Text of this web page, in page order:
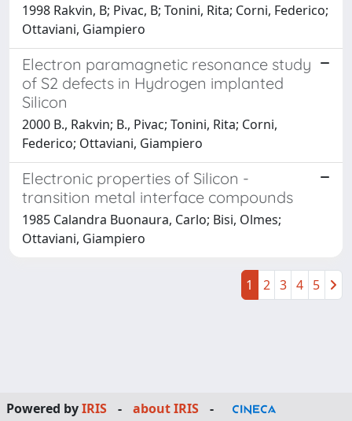
1998 Rakvin, B; Pivac, B; Tonini, Rita; Corni, Federico;
Ottaviani, Giampiero
Electron paramagnetic resonance study
of S2 defects in Hydrogen implanted
Silicon
2000 B., Rakvin; B., Pivac; Tonini, Rita; Corni,
Federico; Ottaviani, Giampiero
Electronic properties of Silicon -
transition metal interface compounds
1985 Calandra Buonaura, Carlo; Bisi, Olmes;
Ottaviani, Giampiero
1 2 3 4 5
Powered byIRIS - about IRIS
-